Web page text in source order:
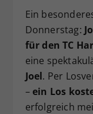
Ein
Donnerstag:
für den TC
eine
Joel. Per
–ein Los
erfolgreich